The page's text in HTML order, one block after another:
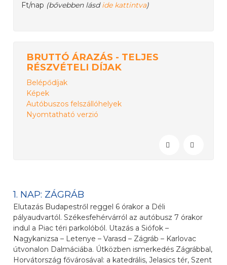
Ft/nap (bővebben lásdide kattintva)
BRUTTÓ ÁRAZÁS - TELJES
RÉSZVÉTELI DÍJAK
Belépődíjak
Képek
Autóbuszos felszállóhelyek
Nyomtatható verzió
1. NAP: ZÁGRÁB
Elutazás Budapestről reggel 6 órakor a Déli
pályaudvartól. Székesfehérvárról az autóbusz 7 órakor
indul a Piac téri parkolóból. Utazás a Siófok –
Nagykanizsa – Letenye – Varasd – Zágráb – Karlovac
útvonalon Dalmáciába. Útközben ismerkedés Zágrábbal,
Horvátország fővárosával: a katedrális, Jelasics tér, Szent